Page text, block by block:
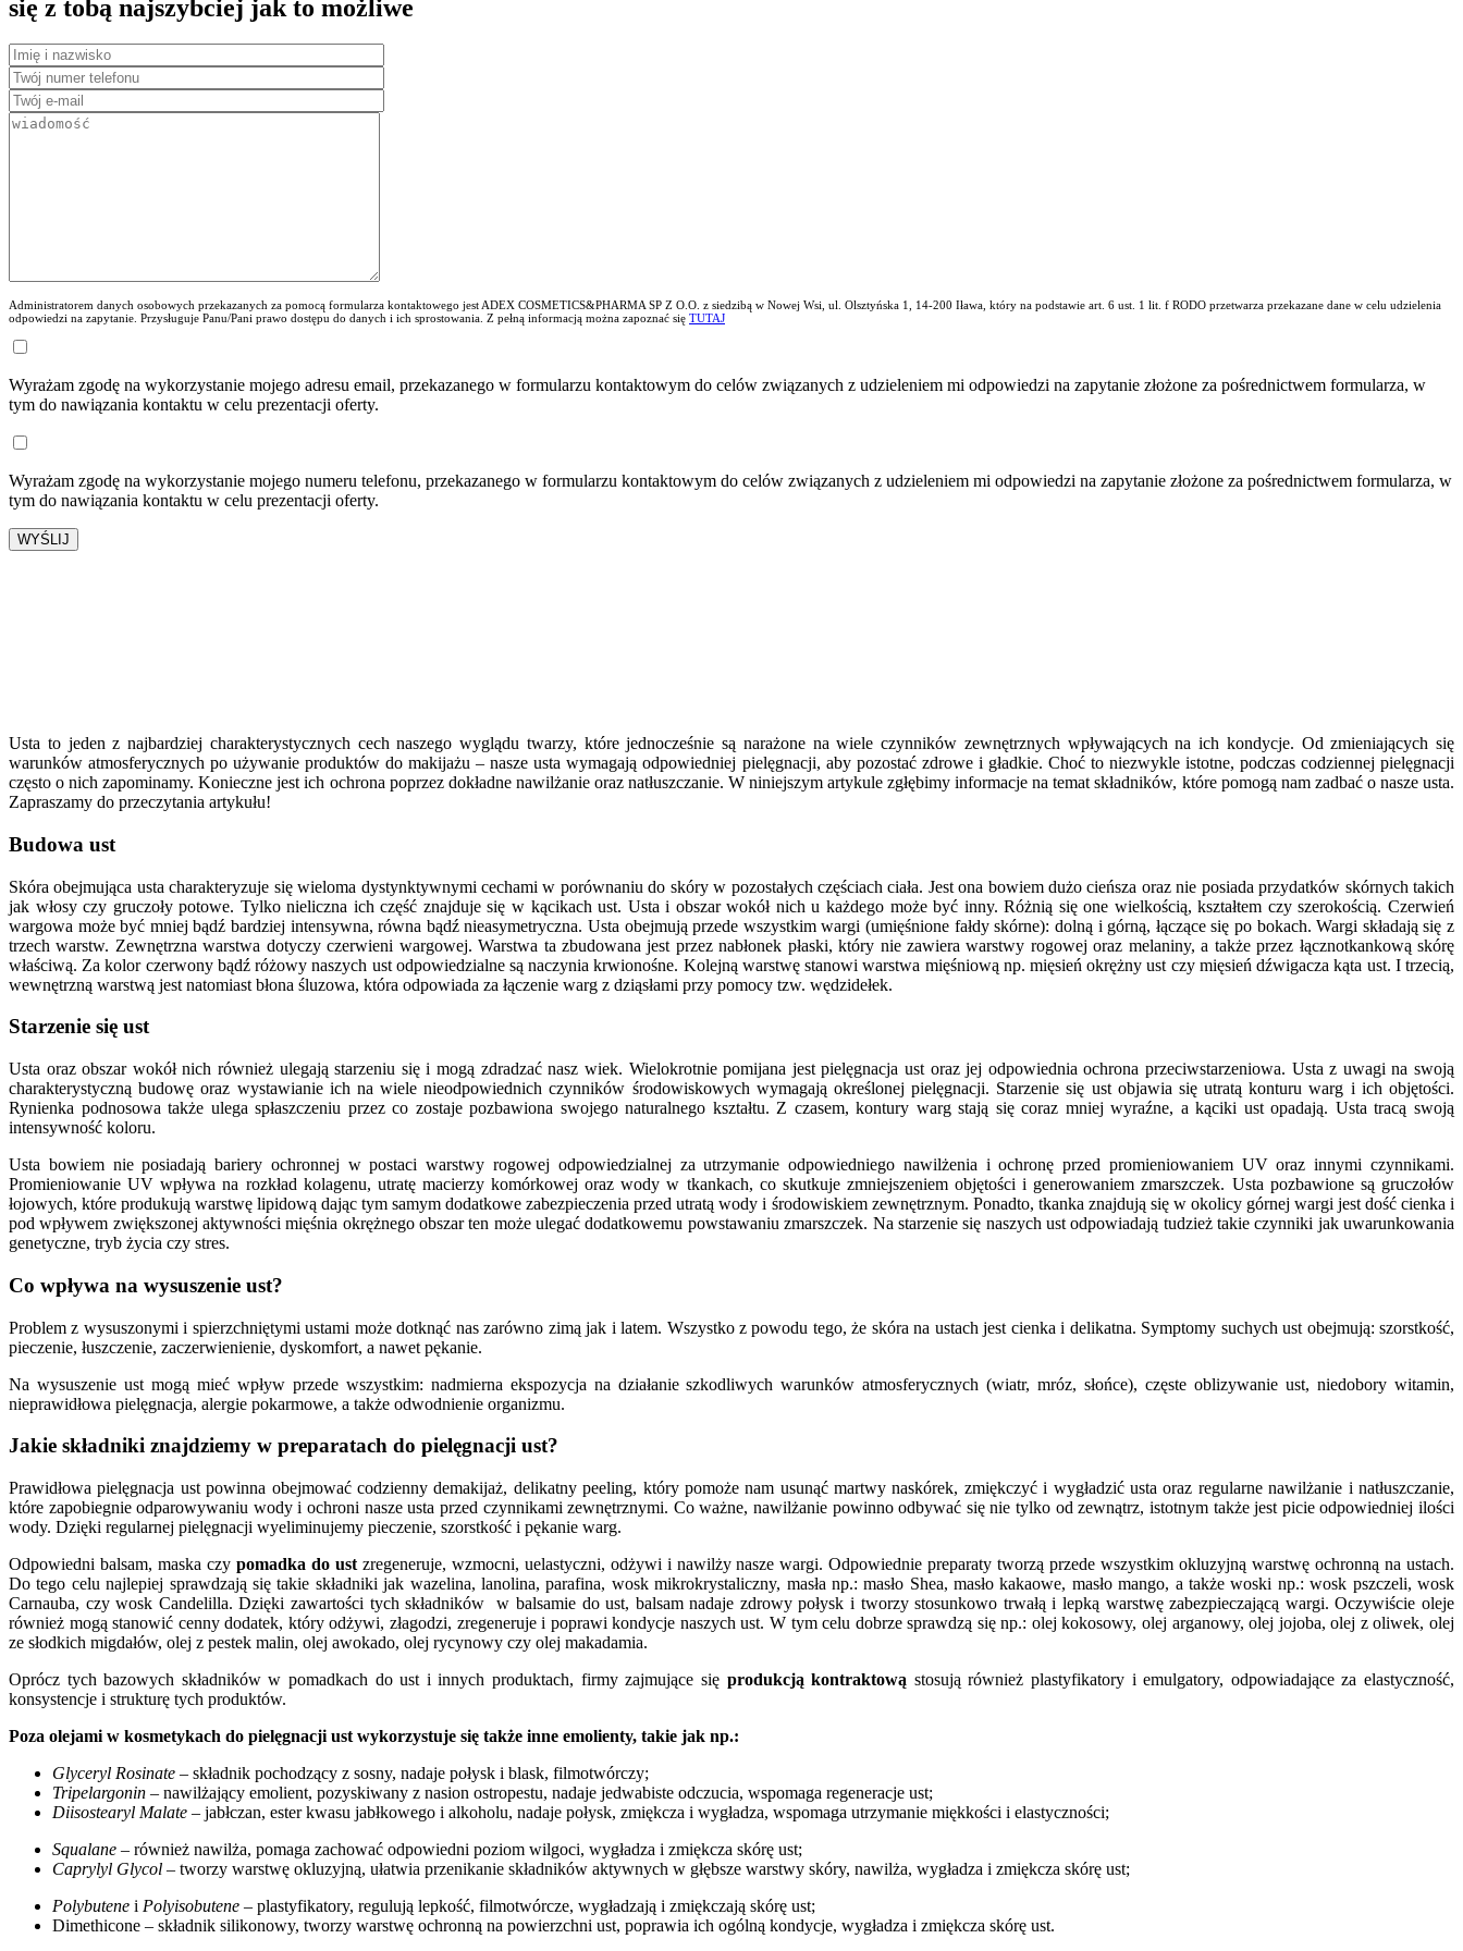
się z tobą najszybciej jak to możliwe
Administratorem danych osobowych przekazanych za pomocą formularza kontaktowego jest ADEX COSMETICS&PHARMA SP Z O.O. z siedzibą w Nowej Wsi, ul. Olsztyńska 1, 14-200 Iława, który na podstawie art. 6 ust. 1 lit. f RODO przetwarza przekazane dane w celu udzielenia
odpowiedzi na zapytanie. Przysługuje Panu/Pani prawo dostępu do danych i ich sprostowania. Z pełną informacją można zapoznać się TUTAJ
Wyrażam zgodę na wykorzystanie mojego adresu email, przekazanego w formularzu kontaktowym do celów związanych z udzieleniem mi odpowiedzi na zapytanie złożone za pośrednictwem formularza, w
tym do nawiązania kontaktu w celu prezentacji oferty.
Wyrażam zgodę na wykorzystanie mojego numeru telefonu, przekazanego w formularzu kontaktowym do celów związanych z udzieleniem mi odpowiedzi na zapytanie złożone za pośrednictwem formularza, w
tym do nawiązania kontaktu w celu prezentacji oferty.
22.03.24
Usta to jeden z najbardziej charakterystycznych cech naszego wyglądu twarzy, które jednocześnie są narażone na wiele czynników zewnętrznych wpływających na ich kondycje. Od zmieniających się
warunków atmosferycznych po używanie produktów do makijażu – nasze usta wymagają odpowiedniej pielęgnacji, aby pozostać zdrowe i gładkie. Choć to niezwykle istotne, podczas codziennej pielęgnacji
często o nich zapominamy. Konieczne jest ich ochrona poprzez dokładne nawilżanie oraz natłuszczanie. W niniejszym artykule zgłębimy informacje na temat składników, które pomogą nam zadbać o nasze usta.
Zapraszamy do przeczytania artykułu!
Budowa ust
Skóra obejmująca usta charakteryzuje się wieloma dystynktywnymi cechami w porównaniu do skóry w pozostałych częściach ciała. Jest ona bowiem dużo cieńsza oraz nie posiada przydatków skórnych takich
jak włosy czy gruczoły potowe. Tylko nieliczna ich część znajduje się w kącikach ust. Usta i obszar wokół nich u każdego może być inny. Różnią się one wielkością, kształtem czy szerokością. Czerwień
wargowa może być mniej bądź bardziej intensywna, równa bądź nieasymetryczna. Usta obejmują przede wszystkim wargi (umięśnione fałdy skórne): dolną i górną, łączące się po bokach. Wargi składają się z
trzech warstw. Zewnętrzna warstwa dotyczy czerwieni wargowej. Warstwa ta zbudowana jest przez nabłonek płaski, który nie zawiera warstwy rogowej oraz melaniny, a także przez łącznotkankową skórę
właściwą. Za kolor czerwony bądź różowy naszych ust odpowiedzialne są naczynia krwionośne. Kolejną warstwę stanowi warstwa mięśniową np. mięsień okrężny ust czy mięsień dźwigacza kąta ust. I trzecią,
wewnętrzną warstwą jest natomiast błona śluzowa, która odpowiada za łączenie warg z dziąsłami przy pomocy tzw. wędzidełek.
Starzenie się ust
Usta oraz obszar wokół nich również ulegają starzeniu się i mogą zdradzać nasz wiek. Wielokrotnie pomijana jest pielęgnacja ust oraz jej odpowiednia ochrona przeciwstarzeniowa. Usta z uwagi na swoją
charakterystyczną budowę oraz wystawianie ich na wiele nieodpowiednich czynników środowiskowych wymagają określonej pielęgnacji. Starzenie się ust objawia się utratą konturu warg i ich objętości.
Rynienka podnosowa także ulega spłaszczeniu przez co zostaje pozbawiona swojego naturalnego kształtu. Z czasem, kontury warg stają się coraz mniej wyraźne, a kąciki ust opadają. Usta tracą swoją
intensywność koloru.
Usta bowiem nie posiadają bariery ochronnej w postaci warstwy rogowej odpowiedzialnej za utrzymanie odpowiedniego nawilżenia i ochronę przed promieniowaniem UV oraz innymi czynnikami.
Promieniowanie UV wpływa na rozkład kolagenu, utratę macierzy komórkowej oraz wody w tkankach, co skutkuje zmniejszeniem objętości i generowaniem zmarszczek. Usta pozbawione są gruczołów
łojowych, które produkują warstwę lipidową dając tym samym dodatkowe zabezpieczenia przed utratą wody i środowiskiem zewnętrznym. Ponadto, tkanka znajdują się w okolicy górnej wargi jest dość cienka i
pod wpływem zwiększonej aktywności mięśnia okrężnego obszar ten może ulegać dodatkowemu powstawaniu zmarszczek. Na starzenie się naszych ust odpowiadają tudzież takie czynniki jak uwarunkowania
genetyczne, tryb życia czy stres.
Co wpływa na wysuszenie ust?
Problem z wysuszonymi i spierzchniętymi ustami może dotknąć nas zarówno zimą jak i latem. Wszystko z powodu tego, że skóra na ustach jest cienka i delikatna. Symptomy suchych ust obejmują: szorstkość,
pieczenie, łuszczenie, zaczerwienienie, dyskomfort, a nawet pękanie.
Na wysuszenie ust mogą mieć wpływ przede wszystkim: nadmierna ekspozycja na działanie szkodliwych warunków atmosferycznych (wiatr, mróz, słońce), częste oblizywanie ust, niedobory witamin,
nieprawidłowa pielęgnacja, alergie pokarmowe, a także odwodnienie organizmu.
Jakie składniki znajdziemy w preparatach do pielęgnacji ust?
Prawidłowa pielęgnacja ust powinna obejmować codzienny demakijaż, delikatny peeling, który pomoże nam usunąć martwy naskórek, zmiękczyć i wygładzić usta oraz regularne nawilżanie i natłuszczanie,
które zapobiegnie odparowywaniu wody i ochroni nasze usta przed czynnikami zewnętrznymi. Co ważne, nawilżanie powinno odbywać się nie tylko od zewnątrz, istotnym także jest picie odpowiedniej ilości
wody. Dzięki regularnej pielęgnacji wyeliminujemy pieczenie, szorstkość i pękanie warg.
Odpowiedni balsam, maska czy pomadka do ustzregeneruje, wzmocni, uelastyczni, odżywi i nawilży nasze wargi. Odpowiednie preparaty tworzą przede wszystkim okluzyjną warstwę ochronną na ustach.
Do tego celu najlepiej sprawdzają się takie składniki jak wazelina, lanolina, parafina, wosk mikrokrystaliczny, masła np.: masło Shea, masło kakaowe, masło mango, a także woski np.: wosk pszczeli, wosk
Carnauba, czy wosk Candelilla. Dzięki zawartości tych składników
w balsamie do ust, balsam nadaje zdrowy połysk i tworzy stosunkowo trwałą i lepką warstwę zabezpieczającą wargi. Oczywiście oleje
również mogą stanowić cenny dodatek, który odżywi, złagodzi, zregeneruje i poprawi kondycje naszych ust. W tym celu dobrze sprawdzą się np.: olej kokosowy, olej arganowy, olej jojoba, olej z oliwek, olej
ze słodkich migdałów, olej z pestek malin, olej awokado, olej rycynowy czy olej makadamia.
Oprócz tych bazowych składników w pomadkach do ust i innych produktach, firmy zajmujące się produkcją kontraktową stosują również plastyfikatory i emulgatory, odpowiadające za elastyczność,
konsystencje i strukturę tych produktów.
Poza olejami w kosmetykach do pielęgnacji ust wykorzystuje się także inne emolienty, takie jak np.:
Glyceryl Rosinate – składnik pochodzący z sosny, nadaje połysk i blask, filmotwórczy;
Tripelargonin – nawilżający emolient, pozyskiwany z nasion ostropestu, nadaje jedwabiste odczucia, wspomaga regeneracje ust;
Diisostearyl Malate – jabłczan, ester kwasu jabłkowego i alkoholu, nadaje połysk, zmiękcza i wygładza, wspomaga utrzymanie miękkości i elastyczności;
Squalane – również nawilża, pomaga zachować odpowiedni poziom wilgoci, wygładza i zmiękcza skórę ust;
Caprylyl Glycol – tworzy warstwę okluzyjną, ułatwia przenikanie składników aktywnych w głębsze warstwy skóry, nawilża, wygładza i zmiękcza skórę ust;
Polybutene i Polyisobutene – plastyfikatory, regulują lepkość, filmotwórcze, wygładzają i zmiękczają skórę ust;
Dimethicone – składnik silikonowy, tworzy warstwę ochronną na powierzchni ust, poprawia ich ogólną kondycje, wygładza i zmiękcza skórę ust.